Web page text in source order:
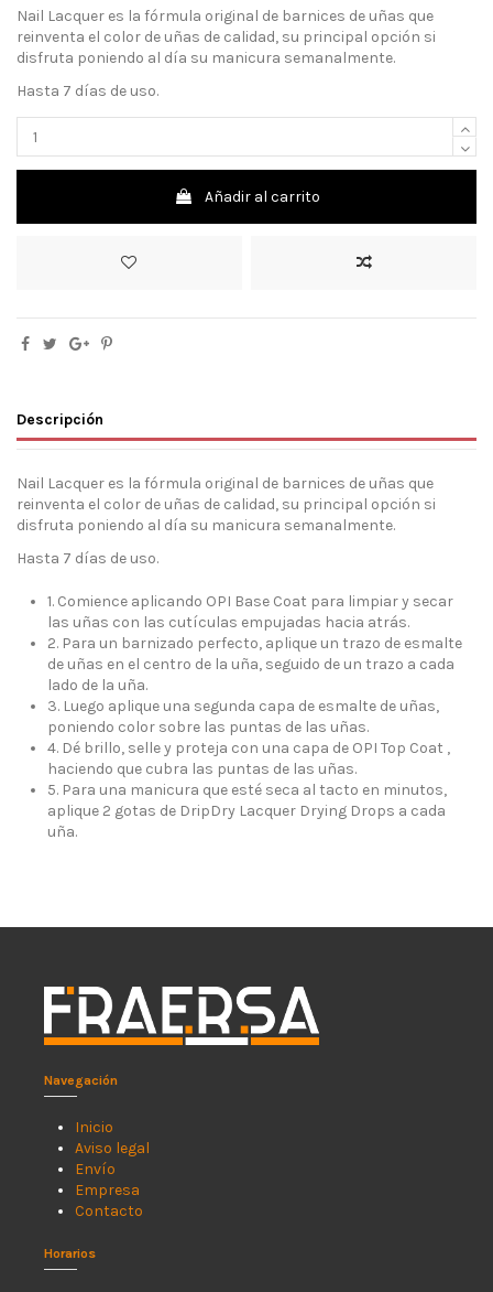
Nail Lacquer es la fórmula original de barnices de uñas que
reinventa el color de uñas de calidad, su principal opción si
disfruta poniendo al día su manicura semanalmente.
Hasta 7 días de uso.
Añadir al carrito
Descripción
Nail Lacquer es la fórmula original de barnices de uñas que
reinventa el color de uñas de calidad, su principal opción si
disfruta poniendo al día su manicura semanalmente.
Hasta 7 días de uso.
1. Comience aplicando OPI Base Coat para limpiar y secar
las uñas con las cutículas empujadas hacia atrás.
2. Para un barnizado perfecto, aplique un trazo de esmalte
de uñas en el centro de la uña, seguido de un trazo a cada
lado de la uña.
3. Luego aplique una segunda capa de esmalte de uñas,
poniendo color sobre las puntas de las uñas.
4. Dé brillo, selle y proteja con una capa de OPI Top Coat ,
haciendo que cubra las puntas de las uñas.
5. Para una manicura que esté seca al tacto en minutos,
aplique 2 gotas de DripDry Lacquer Drying Drops a cada
uña.
Navegación
Inicio
Aviso legal
Envío
Empresa
Contacto
Horarios